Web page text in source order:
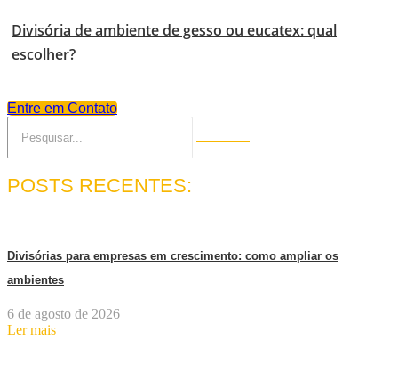
Divisória de ambiente de gesso ou eucatex: qual
escolher?
Entre em Contato
POSTS RECENTES:
Divisórias para empresas em crescimento: como ampliar os
ambientes
6 de agosto de 2026
Ler mais